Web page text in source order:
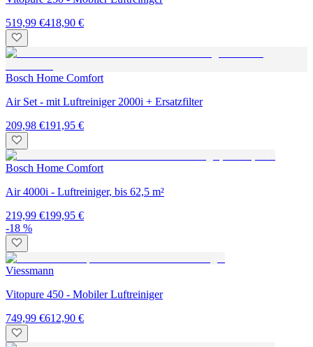
519,99 €418,90 €
Bosch Home Comfort
Air Set - mit Luftreiniger 2000i + Ersatzfilter
209,98 €191,95 €
Bosch Home Comfort
Air 4000i - Luftreiniger, bis 62,5 m²
219,99 €199,95 €
-18 %
Viessmann
Vitopure 450 - Mobiler Luftreiniger
749,99 €612,90 €